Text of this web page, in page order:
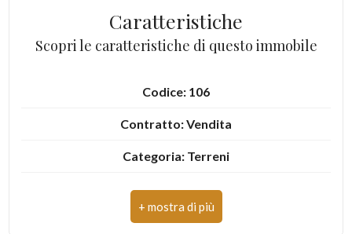
Caratteristiche
Scopri le caratteristiche di questo immobile
Codice: 106
Contratto: Vendita
Categoria: Terreni
Comune: Ascoli Piceno
Zona: Colle San Marco